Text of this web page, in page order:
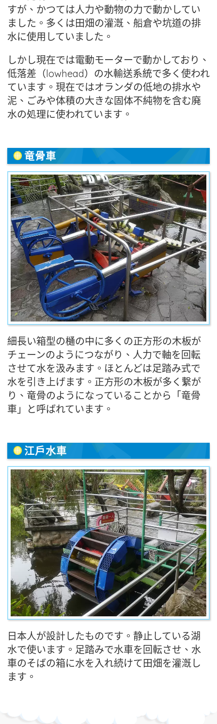
すが、かつては人力や動物の力で動かしてい
ました。多くは田畑の灌漑、船倉や坑道の排
水に使用していました。
しかし現在では電動モーターで動かしており、
低落差（lowhead）の水輸送系統で多く使われ
ています。現在ではオランダの低地の排水や
泥、ごみや体積の大きな固体不純物を含む廃
水の処理に使われています。
竜骨車
細長い箱型の樋の中に多くの正方形の木板が
チェーンのようにつながり、人力で軸を回転
させて水を汲みます。ほとんどは足踏み式で
水を引き上げます。正方形の木板が多く繋が
り、竜骨のようになっていることから「竜骨
車」と呼ばれています。
江戶水車
日本人が設計したものです。静止している湖
水で使います。足踏みで水車を回転させ、水
車のそばの箱に水を入れ続けて田畑を灌漑し
ます。